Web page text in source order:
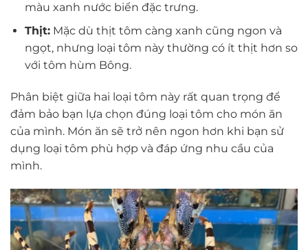
màu xanh nước biển đặc trưng.
Thịt:Mặc dù thịt tôm càng xanh cũng ngon và
ngọt, nhưng loại tôm này thường có ít thịt hơn so
với tôm hùm Bông.
Phân biệt giữa hai loại tôm này rất quan trọng để
đảm bảo bạn lựa chọn đúng loại tôm cho món ăn
của mình. Món ăn sẽ trở nên ngon hơn khi bạn sử
dụng loại tôm phù hợp và đáp ứng nhu cầu của
mình.